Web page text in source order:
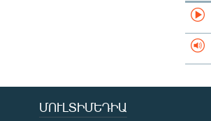
ՄՈՒԼՏԻՄԵԴԻԱ